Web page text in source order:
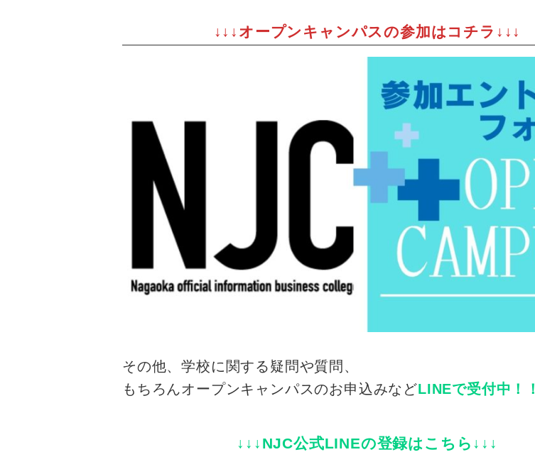
↓↓↓オープンキャンパスの参加はコチラ↓↓↓
その他、学校に関する疑問や質問、
もちろんオープンキャンパスのお申込みなどLINEで受付中！！
↓↓↓NJC公式LINEの登録はこちら↓↓↓